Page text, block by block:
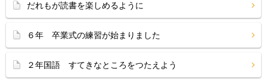
だれもが読書を楽しめるように
６年 卒業式の練習が始まりました
２年国語 すてきなところをつたえよう